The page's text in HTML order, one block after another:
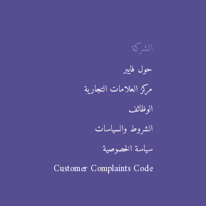
الشركة
حول فايبر
مركز العلامات التجارية
الوظائف
الشروط والسياسات
سياسة الخصوصية
Customer Complaints Code